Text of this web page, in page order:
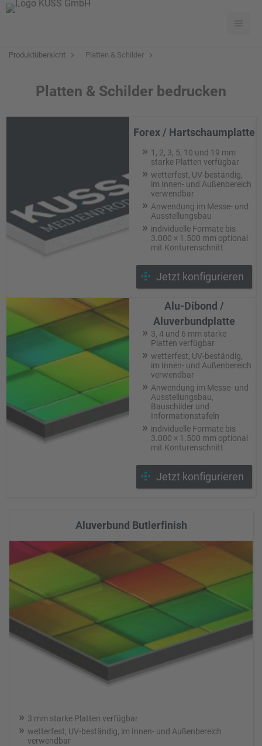
Produktübersicht Platten & Schilder
Platten & Schilder bedrucken
Forex / Hartschaumplatte
1, 2, 3, 5, 10 und 19 mm
starke Platten verfügbar
wetterfest, UV-beständig,
im Innen- und Außenbereich
verwendbar
Anwendung im Messe- und
Ausstellungsbau
individuelle Formate bis
3.000 × 1.500 mm optional
mit Konturenschnitt
Jetzt konfigurieren
Alu-Dibond /
Aluverbundplatte
3, 4 und 6 mm starke
Platten verfügbar
wetterfest, UV-beständig,
im Innen- und Außenbereich
verwendbar
Anwendung im Messe- und
Ausstellungsbau,
Bauschilder und
Informationstafeln
individuelle Formate bis
3.000 × 1.500 mm optional
mit Konturenschnitt
Jetzt konfigurieren
Aluverbund Butlerfinish
3 mm starke Platten verfügbar
wetterfest, UV-beständig, im Innen- und Außenbereich
verwendbar